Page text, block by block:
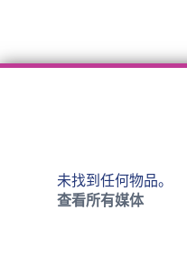
未找到任何物品。
查看所有媒体